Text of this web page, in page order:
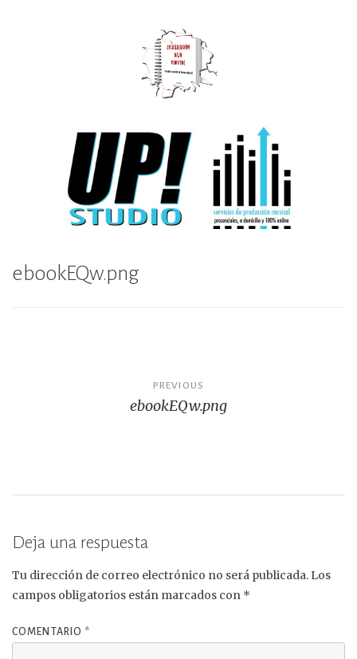
Up Studio
ebookEQw.png
PREVIOUS
ebookEQw.png
Deja una respuesta
Tu dirección de correo electrónico no será publicada. Los
campos obligatorios están marcados con *
COMENTARIO *